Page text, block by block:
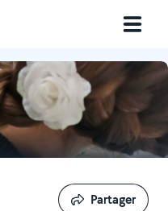
Partager
Partager